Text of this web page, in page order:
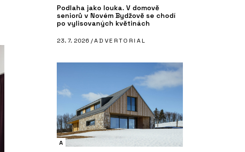
Podlaha jako louka. V domově
seniorů v Novém Bydžově se chodí
po vylisovaných květinách
23. 7. 2026 /ADVERTORIAL
A